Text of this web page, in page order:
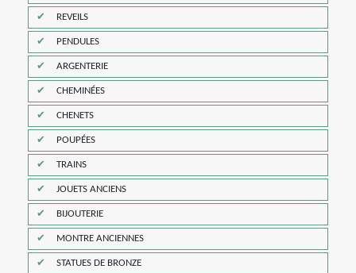
REVEILS
PENDULES
ARGENTERIE
CHEMINÉES
CHENETS
POUPÉES
TRAINS
JOUETS ANCIENS
BIJOUTERIE
MONTRE ANCIENNES
STATUES DE BRONZE